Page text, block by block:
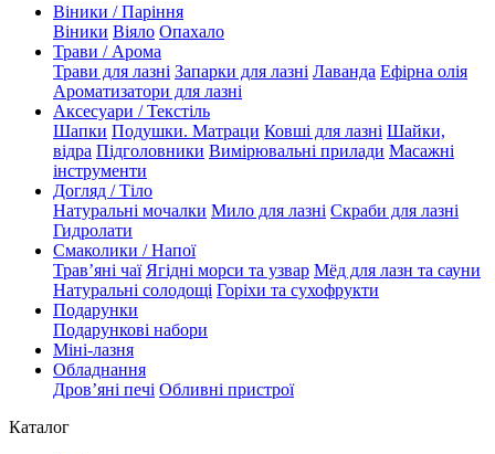
Віники / Паріння
Віники Віяло Опахало
Трави / Арома
Трави для лазні Запарки для лазні Лаванда Ефірна олія
Ароматизатори для лазні
Аксесуари / Текстіль
Шапки Подушки. Матраци Ковші для лазні Шайки,
відра Підголовники Вимірювальні прилади Масажні
інструменти
Догляд / Тіло
Натуральні мочалки Мило для лазні Скраби для лазні
Гидролати
Смаколики / Напої
Трав’яні чаї Ягідні морси та узвар Мёд для лазн та сауни
Натуральні солодощі Горіхи та сухофрукти
Подарунки
Подарункові набори
Міні-лазня
Обладнання
Дров’яні печі Обливні пристрої
Каталог